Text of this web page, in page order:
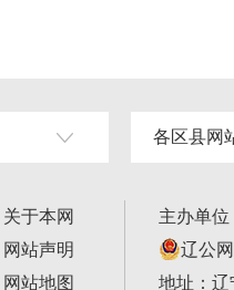
各区县网
关于本网
网站声明
网站地图
主办单
辽公
地址：辽